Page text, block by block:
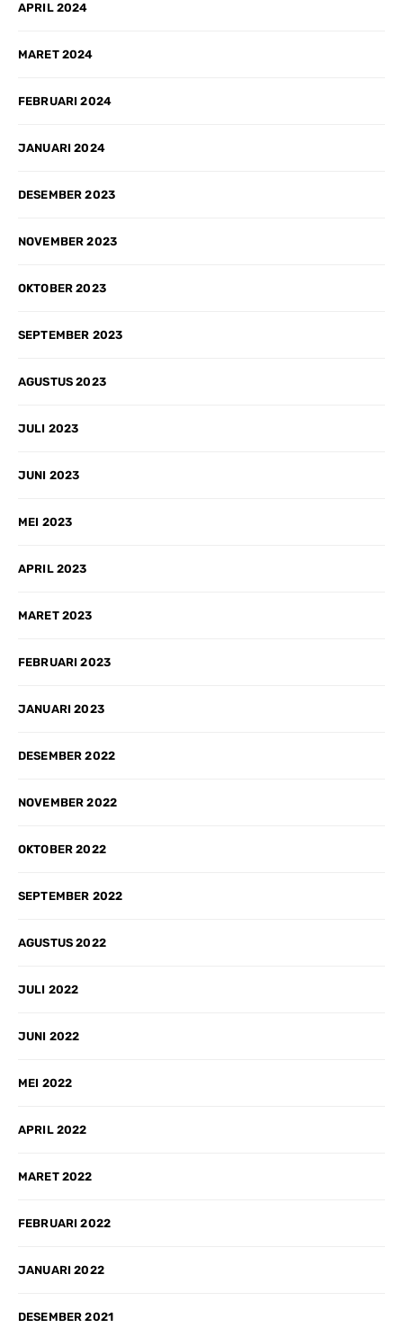
APRIL 2024
MARET 2024
FEBRUARI 2024
JANUARI 2024
DESEMBER 2023
NOVEMBER 2023
OKTOBER 2023
SEPTEMBER 2023
AGUSTUS 2023
JULI 2023
JUNI 2023
MEI 2023
APRIL 2023
MARET 2023
FEBRUARI 2023
JANUARI 2023
DESEMBER 2022
NOVEMBER 2022
OKTOBER 2022
SEPTEMBER 2022
AGUSTUS 2022
JULI 2022
JUNI 2022
MEI 2022
APRIL 2022
MARET 2022
FEBRUARI 2022
JANUARI 2022
DESEMBER 2021